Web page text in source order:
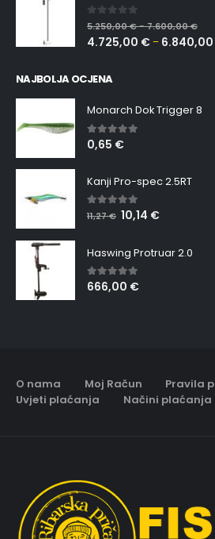
0 out of 5
5.250,00€–7.600,00€
4.725,00 € – 6.840,00
NAJBOLJA OCJENA
Monarch Dok Trigger 8
5.00 out of 5
0,65 €
Kanji Pro-spec 2.5RT
5.00out of 5
11,27€ 10,14 €
Haswing Protruar 2.0
5.00 out of 5
666,00 €
O nama Moj Račun
Pravila
Uvjeti plaćanja
Načini plaćanja